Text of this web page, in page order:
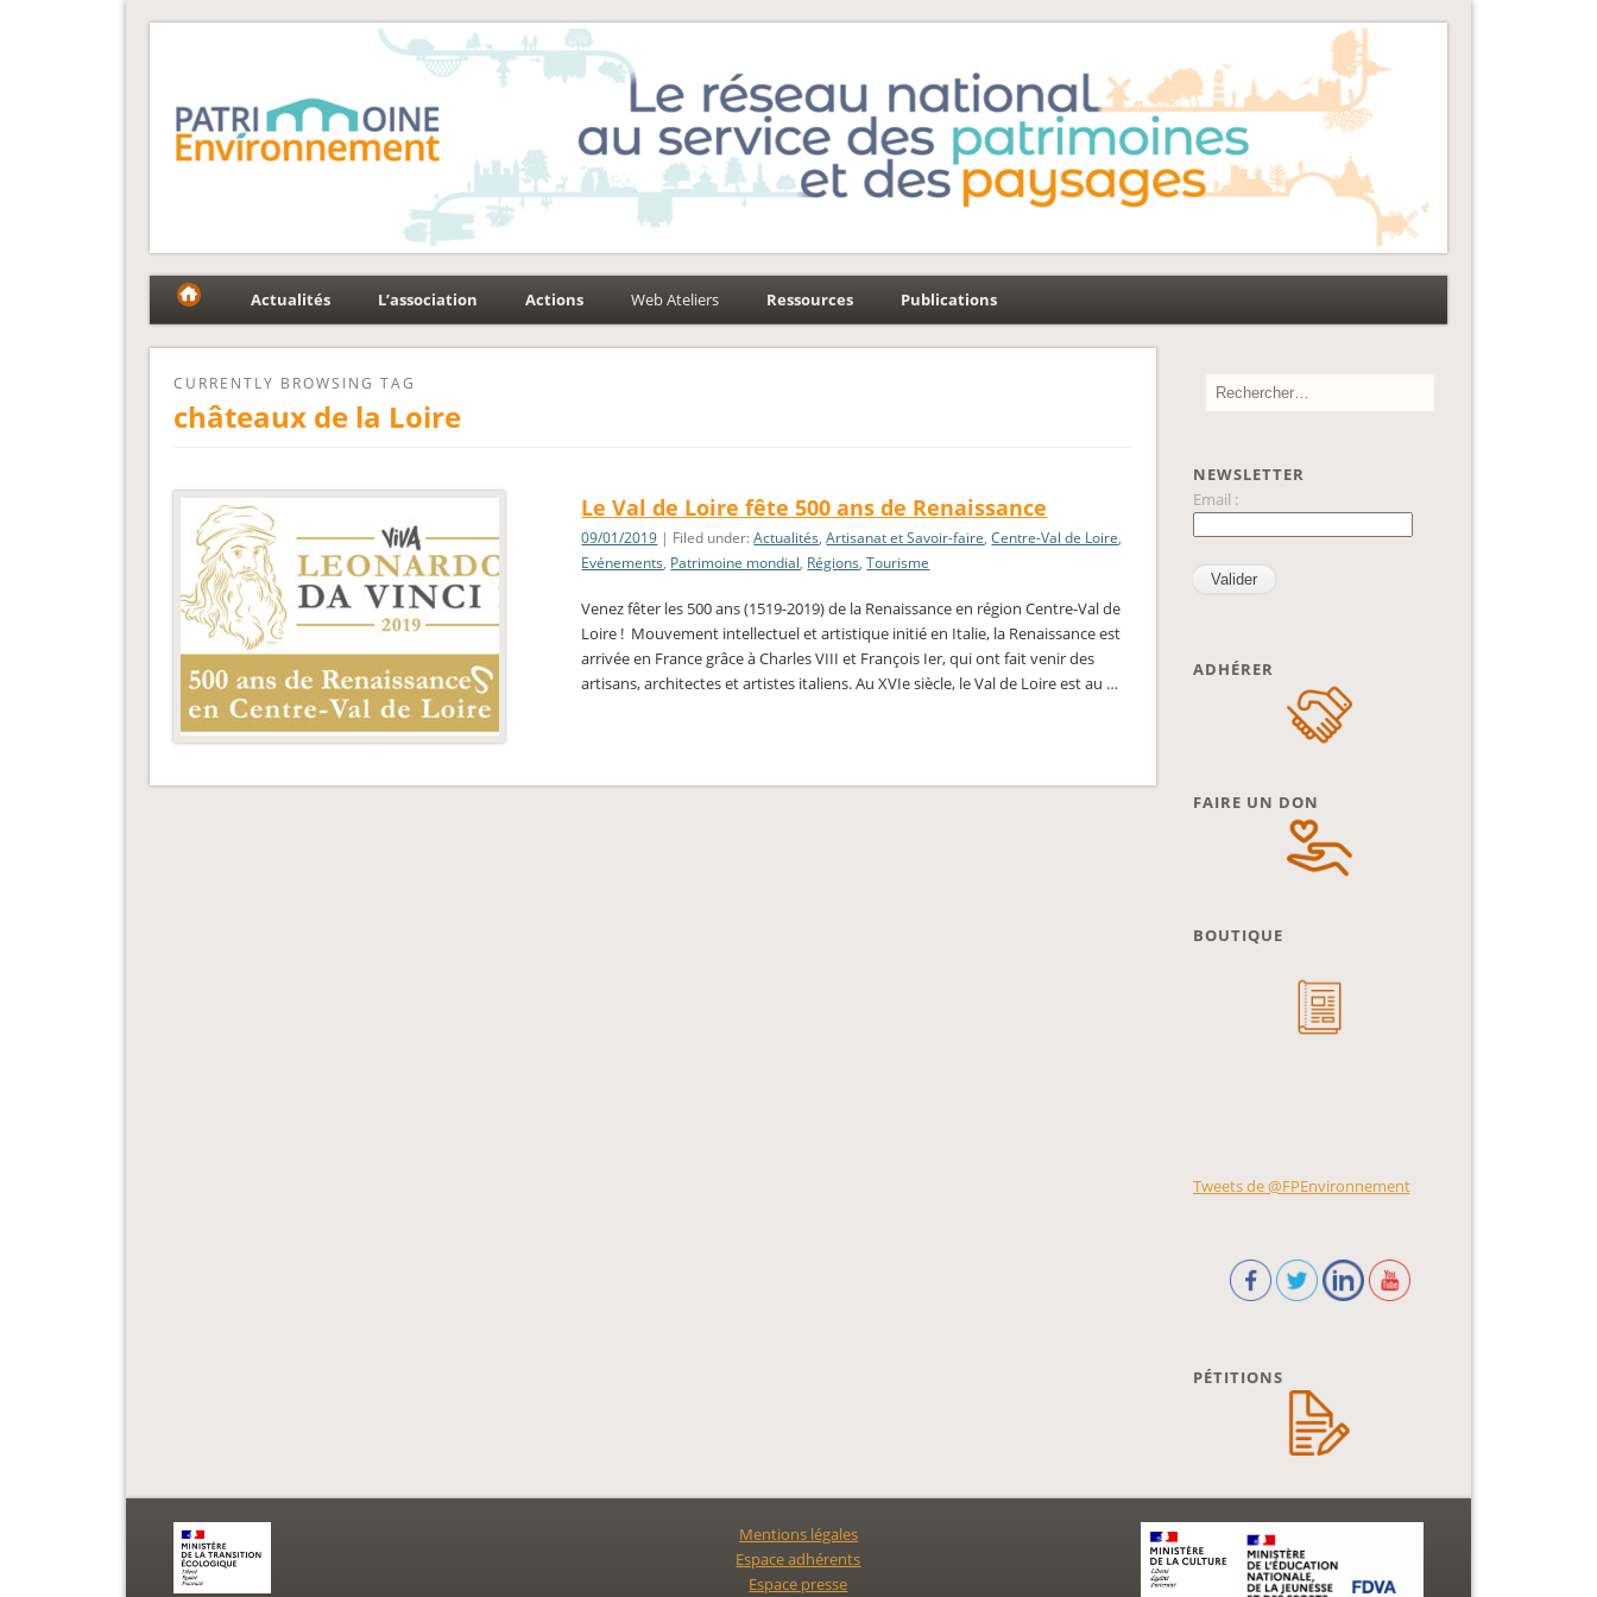
Fédération Patrimoine-Environnement
Actualités L’association Actions Web Ateliers Ressources Publications
CURRENTLY BROWSING TAG
châteaux de la Loire
Le Val de Loire fête 500 ans de Renaissance
09/01/2019 | Filed under:Actualités,Artisanat et Savoir-faire,Centre-Val de Loire,
Evénements, Patrimoine mondial, Régions,Tourisme
Venez fêter les 500 ans (1519-2019) de la Renaissance en région Centre-Val de
Loire ! Mouvement intellectuel et artistique initié en Italie, la Renaissance est
arrivée en France grâce à Charles VIII et François Ier, qui ont fait venir des
artisans, architectes et artistes italiens. Au XVIe siècle, le Val de Loire est au …
NEWSLETTER
Email :
ADHÉRER
FAIRE UN DON
BOUTIQUE
Tweets de @FPEnvironnement
PÉTITIONS
Mentions légales
Espace adhérents
Espace presse